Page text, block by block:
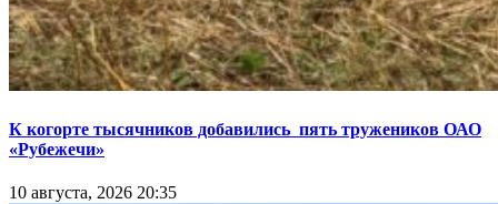
К когорте тысячников добавились пять тружеников ОАО
«Рубежечи»
10 августа, 2026 20:35